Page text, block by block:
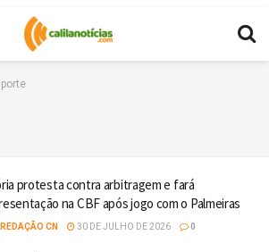
protesta contra arbitragem e fará
na CBF após jogo com o Palmeiras
REDAÇÃO CN 30 DE JULHO DE 2026 0